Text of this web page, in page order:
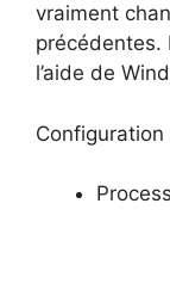
vraiment
précédentes.
l’aide de
Configuration